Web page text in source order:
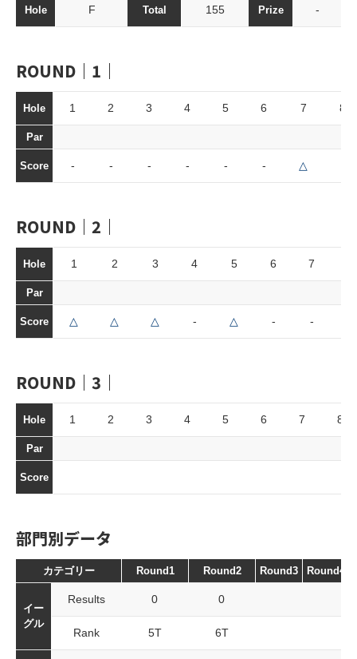
Hole F Total 155 Prize -
ROUND｜1｜
Hole 1 2 3 4 5 6 7 8
Par
Score - - - - - - △
ROUND｜2｜
Hole 1 2 3 4 5 6 7
Par
Score △ △ △ - △ - -
ROUND｜3｜
Hole 1 2 3 4 5 6 7 8
Par
Score
部門別データ
カテゴリー Round1 Round2 Round3 Round4
イー
グル
Results 0 0
Rank 5T 6T